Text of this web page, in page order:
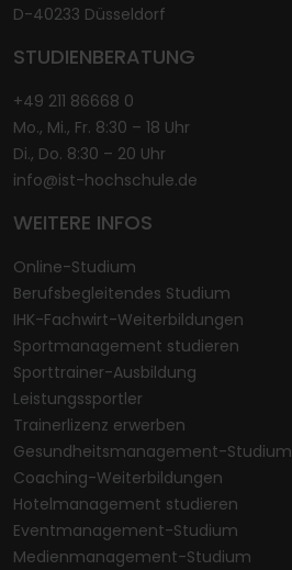
D-40233 Düsseldorf
STUDIENBERATUNG
+49 211 86668 0
Mo., Mi., Fr. 8:30 – 18 Uhr
Di., Do. 8:30 – 20 Uhr
info@ist-hochschule.de
WEITERE INFOS
Online-Studium
Berufsbegleitendes Studium
IHK-Fachwirt-Weiterbildungen
Sportmanagement studieren
Sporttrainer-Ausbildung
Leistungssportler
Trainerlizenz erwerben
Gesundheitsmanagement-Studium
Coaching-Weiterbildungen
Hotelmanagement studieren
Eventmanagement-Studium
Medienmanagement-Studium